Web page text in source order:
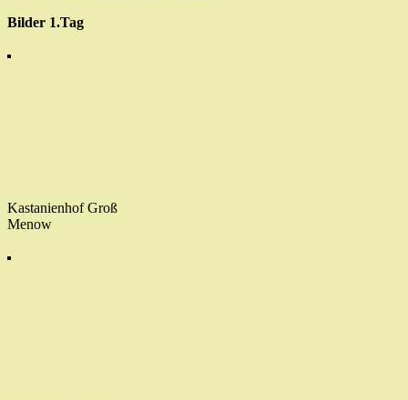
Bilder 1.Tag
Kastanienhof Groß
Menow